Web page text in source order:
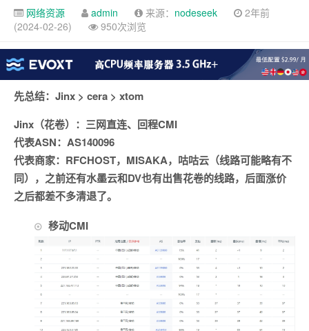
网络资源 admin 来源： nodeseek
2年前
(2024-02-26)
950次浏览
先总结：Jinx > cera > xtom
Jinx（花卷）：三网直连、回程CMI
代表ASN：AS140096
代表商家：RFCHOST，MISAKA，咕咕云（线路可能略有不
同），之前还有水墨云和DV也有出售花卷的线路，后面涨价
之后都差不多清退了。
移动CMI